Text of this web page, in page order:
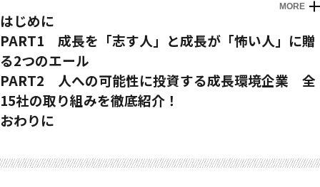
MORE
はじめに
PART1 成長を「志す人」と成長が「怖い人」に贈
る2つのエール
金沢大学融合研究域融合科学系教授 一般社団法人WE AT副代
表理事 日本知財学会理事
金間大介
PART2 人への可能性に投資する成長環境企業 全
15社の取り組みを徹底紹介！
File.01 BIPROGY
File.04 JERA
おわりに